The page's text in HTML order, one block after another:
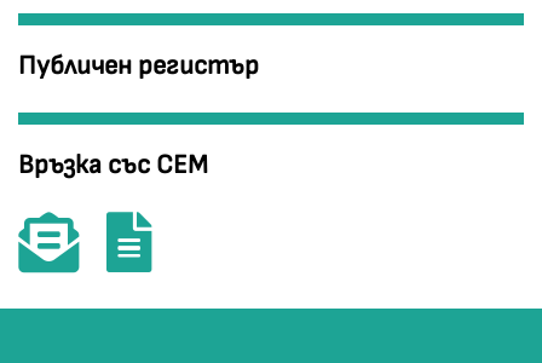
Публичен регистър
Връзка със СЕМ